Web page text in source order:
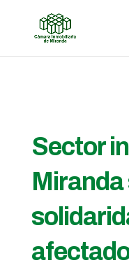
Sector
Miranda